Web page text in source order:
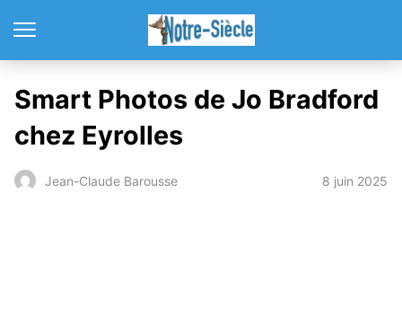
Smart Photos de Jo Bradford
chez Eyrolles
Jean-Claude Barousse 8 juin 2025